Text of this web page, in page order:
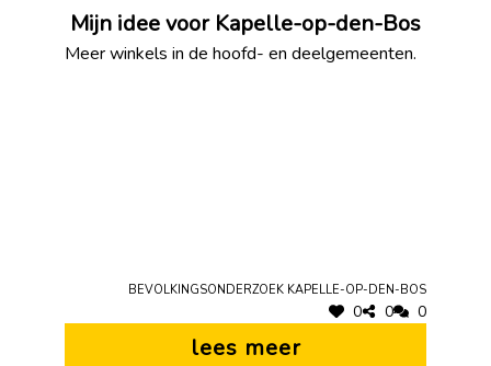
Mijn idee voor Kapelle-op-den-Bos
Meer winkels in de hoofd- en deelgemeenten.
Bevolkingsonderzoek Kapelle-op-den-Bos
0 0 0
lees meer